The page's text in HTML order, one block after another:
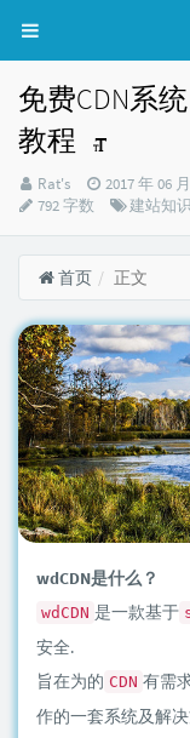
免费CDN系
教程
博
主：
Rat's
发
布
2017 年 06
792 字数
分
建站知识
首页 正文
wdCDN是什么？
wdCDN 是一款基于
安全.
旨在为的 CDN 有需
作的一套系统及解